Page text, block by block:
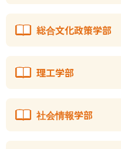
総合文化政策学部
理工学部
社会情報学部